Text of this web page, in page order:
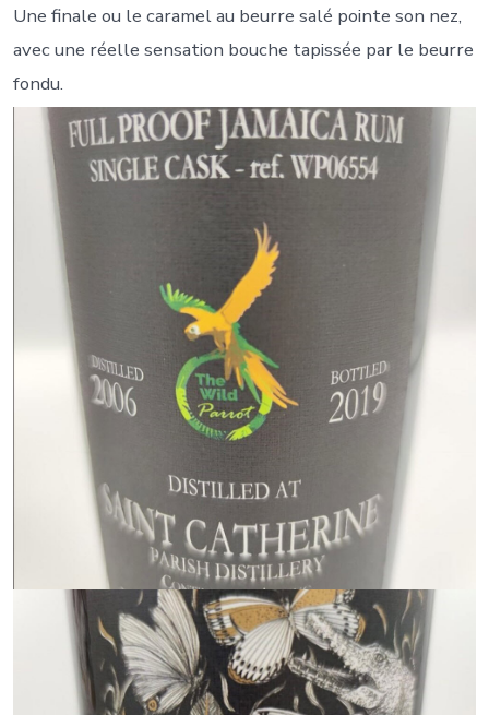
Une finale ou le caramel au beurre salé pointe son nez,
avec une réelle sensation bouche tapissée par le beurre
fondu.